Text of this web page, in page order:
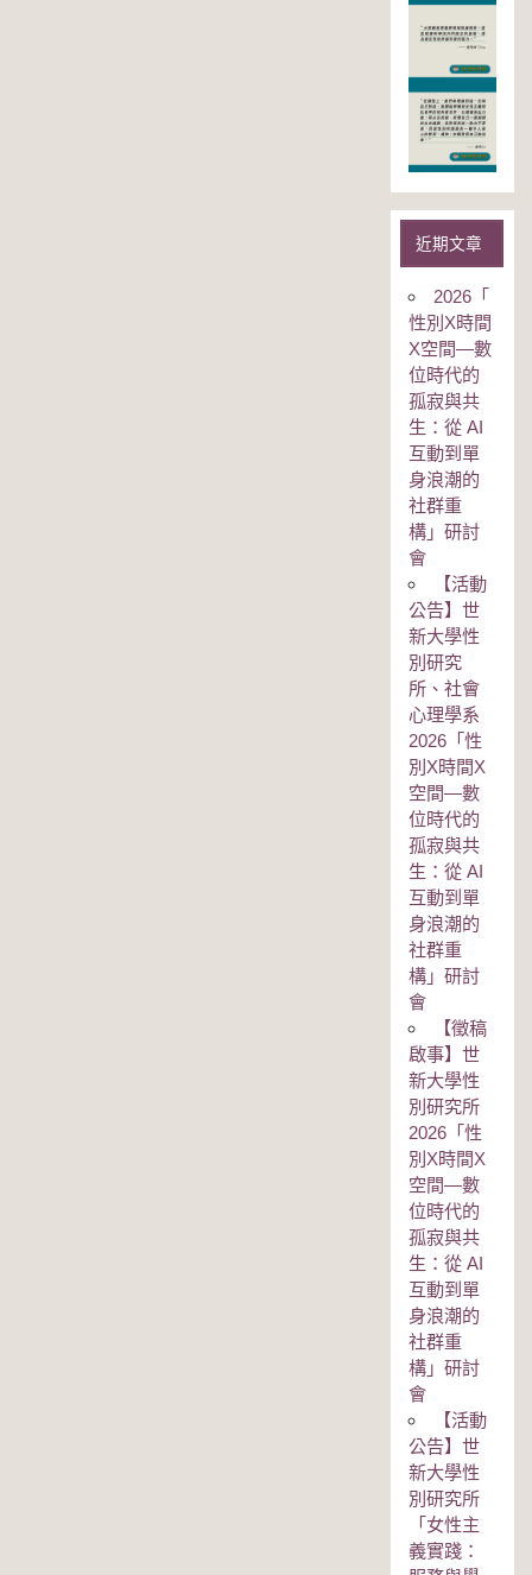
近期文章
2026「
性別Χ時間
Χ空間—數
位時代的
孤寂與共
生：從 AI
互動到單
身浪潮的
社群重
構」研討
會
【活動
公告】世
新大學性
別研究
所、社會
心理學系
2026「性
別Χ時間Χ
空間—數
位時代的
孤寂與共
生：從 AI
互動到單
身浪潮的
社群重
構」研討
會
【徵稿
啟事】世
新大學性
別研究所
2026「性
別Χ時間Χ
空間—數
位時代的
孤寂與共
生：從 AI
互動到單
身浪潮的
社群重
構」研討
會
【活動
公告】世
新大學性
別研究所
「女性主
義實踐：